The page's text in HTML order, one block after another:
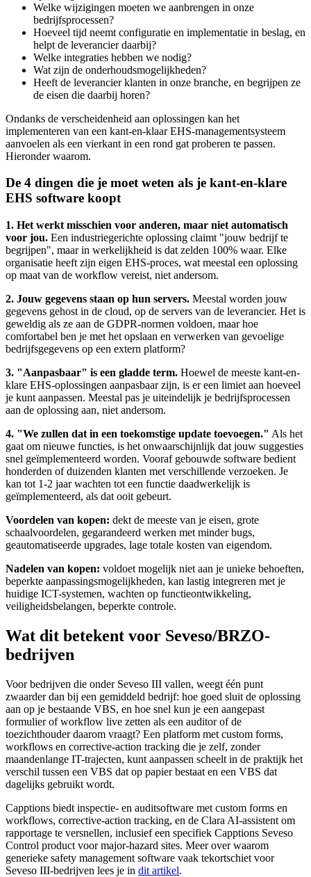
Welke wijzigingen moeten we aanbrengen in onze
bedrijfsprocessen?
Hoeveel tijd neemt configuratie en implementatie in beslag, en
helpt de leverancier daarbij?
Welke integraties hebben we nodig?
Wat zijn de onderhoudsmogelijkheden?
Heeft de leverancier klanten in onze branche, en begrijpen ze
de eisen die daarbij horen?
Ondanks de verscheidenheid aan oplossingen kan het
implementeren van een kant-en-klaar EHS-managementsysteem
aanvoelen als een vierkant in een rond gat proberen te passen.
Hieronder waarom.
De 4 dingen die je moet weten als je kant-en-klare
EHS software koopt
1. Het werkt misschien voor anderen, maar niet automatisch
voor jou. Een industriegerichte oplossing claimt "jouw bedrijf te
begrijpen", maar in werkelijkheid is dat zelden 100% waar. Elke
organisatie heeft zijn eigen EHS-proces, wat meestal een oplossing
op maat van de workflow vereist, niet andersom.
2. Jouw gegevens staan op hun servers. Meestal worden jouw
gegevens gehost in de cloud, op de servers van de leverancier. Het is
geweldig als ze aan de GDPR-normen voldoen, maar hoe
comfortabel ben je met het opslaan en verwerken van gevoelige
bedrijfsgegevens op een extern platform?
3. "Aanpasbaar" is een gladde term. Hoewel de meeste kant-en-
klare EHS-oplossingen aanpasbaar zijn, is er een limiet aan hoeveel
je kunt aanpassen. Meestal pas je uiteindelijk je bedrijfsprocessen
aan de oplossing aan, niet andersom.
4. "We zullen dat in een toekomstige update toevoegen." Als het
gaat om nieuwe functies, is het onwaarschijnlijk dat jouw suggesties
snel geïmplementeerd worden. Vooraf gebouwde software bedient
honderden of duizenden klanten met verschillende verzoeken. Je
kan tot 1-2 jaar wachten tot een functie daadwerkelijk is
geïmplementeerd, als dat ooit gebeurt.
Voordelen van kopen: dekt de meeste van je eisen, grote
schaalvoordelen, gegarandeerd werken met minder bugs,
geautomatiseerde upgrades, lage totale kosten van eigendom.
Nadelen van kopen: voldoet mogelijk niet aan je unieke behoeften,
beperkte aanpassingsmogelijkheden, kan lastig integreren met je
huidige ICT-systemen, wachten op functieontwikkeling,
veiligheidsbelangen, beperkte controle.
Wat dit betekent voor Seveso/BRZO-
bedrijven
Voor bedrijven die onder Seveso III vallen, weegt één punt
zwaarder dan bij een gemiddeld bedrijf: hoe goed sluit de oplossing
aan op je bestaande VBS, en hoe snel kun je een aangepast
formulier of workflow live zetten als een auditor of de
toezichthouder daarom vraagt? Een platform met custom forms,
workflows en corrective-action tracking die je zelf, zonder
maandenlange IT-trajecten, kunt aanpassen scheelt in de praktijk het
verschil tussen een VBS dat op papier bestaat en een VBS dat
dagelijks gebruikt wordt.
Capptions biedt inspectie- en auditsoftware met custom forms en
workflows, corrective-action tracking, en de Clara AI-assistent om
rapportage te versnellen, inclusief een specifiek Capptions Seveso
Control product voor major-hazard sites. Meer over waarom
generieke safety management software vaak tekortschiet voor
Seveso III-bedrijven lees je in dit artikel.